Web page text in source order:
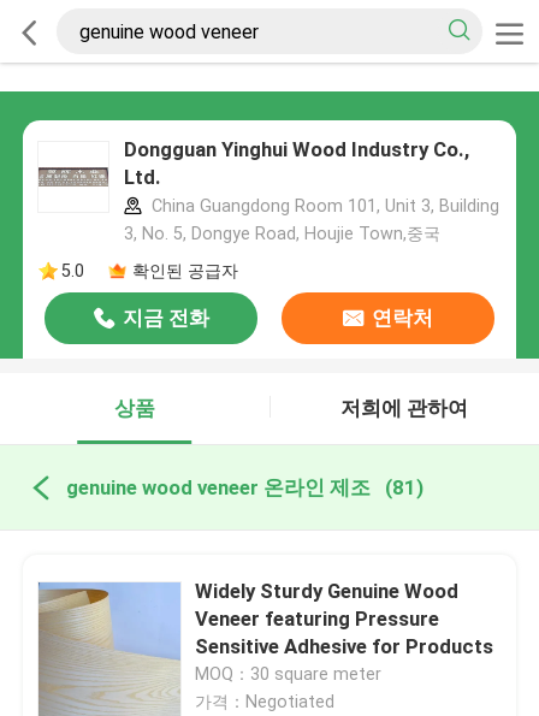
Dongguan Yinghui Wood Industry Co.,
Ltd.
China Guangdong Room 101, Unit 3, Building
3, No. 5, Dongye Road, Houjie Town,중국
5.0
확인된 공급자
지금 전화 연락처
상품 저희에 관하여
genuine wood veneer 온라인 제조 (81)
Widely Sturdy Genuine Wood
Veneer featuring Pressure
Sensitive Adhesive for Products
MOQ：30 square meter
가격：Negotiated